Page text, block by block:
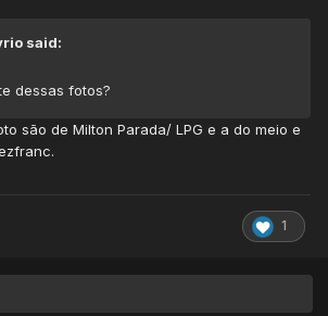
said:
dessas fotos?
são de Milton Parada/ LPG e a do meio e
1